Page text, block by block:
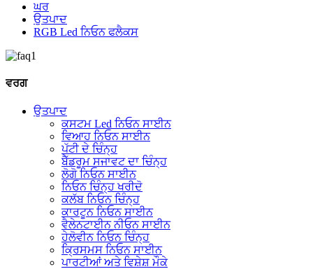
ਘਰ
ਉਤਪਾਦ
RGB Led ਨਿਓਨ ਫਲੈਕਸ
ਵਰਗ
ਉਤਪਾਦ
ਕਸਟਮ Led ਨਿਓਨ ਸਾਈਨ
ਵਿਆਹ ਨਿਓਨ ਸਾਈਨ
ਪੱਟੀ ਦੇ ਚਿੰਨ੍ਹ
ਬੈੱਡਰੂਮ ਸਜਾਵਟ ਦਾ ਚਿੰਨ੍ਹ
ਲੋਗੋ ਨਿਓਨ ਸਾਈਨ
ਨਿਓਨ ਚਿੰਨ੍ਹ ਖਰੀਦੋ
ਕਲੱਬ ਨਿਓਨ ਚਿੰਨ੍ਹ
ਕਾਰਟੂਨ ਨਿਓਨ ਸਾਈਨ
ਵੈਲੇਨਟਾਈਨ ਨੀਓਨ ਸਾਈਨ
ਹੇਲੋਵੀਨ ਨਿਓਨ ਚਿੰਨ੍ਹ
ਕ੍ਰਿਸਮਸ ਨਿਓਨ ਸਾਈਨ
ਪਾਰਟੀਆਂ ਅਤੇ ਵਿਸ਼ੇਸ਼ ਮੌਕੇ